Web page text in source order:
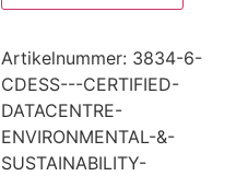
Artikelnummer: 3834-6-
CDESS---CERTIFIED-
DATACENTRE-
ENVIRONMENTAL-&-
SUSTAINABILITY-